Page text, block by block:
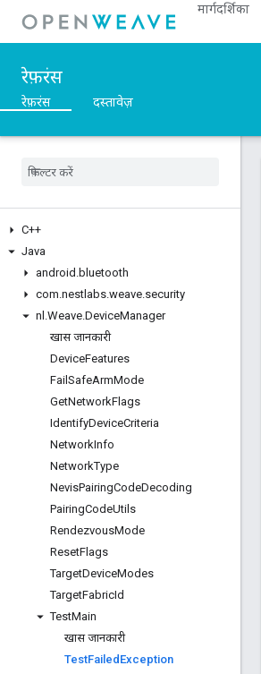
मार्गदर्शिका
रेफ़रंस
रेफ़रंस दस्तावेज़
C++
Java
android .bluetooth
com.nestlabs.weave.security
nl .Weave.DeviceManager
खास जानकारी
DeviceFeatures
Fail SafeArmMode
GetNetworkFlags
IdentifyDeviceCriteria
NetworkInfo
NetworkType
NevisPairingCodeDecoding
PairingCodeUtils
RendezvousMode
ResetFlags
TargetDeviceModes
TargetFabricId
TestMain
खास जानकारी
TestFailed Exception